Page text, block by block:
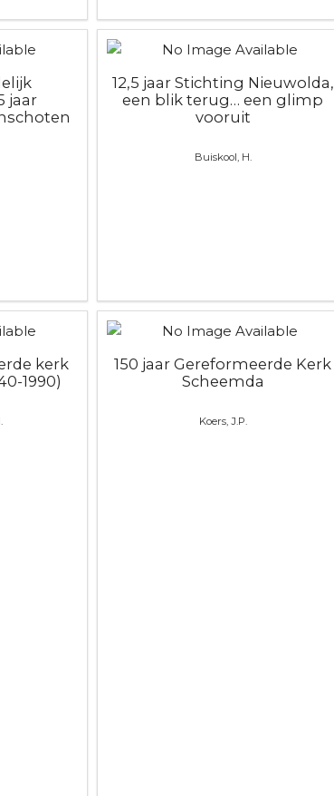
jaar
12,5 jaar Stichting Nieuwolda,
een blik terug… een glimp
vooruit
Buiskool, H.
kerk
1990)
150 jaar Gereformeerde Kerk
Scheemda
Koers, J.P.